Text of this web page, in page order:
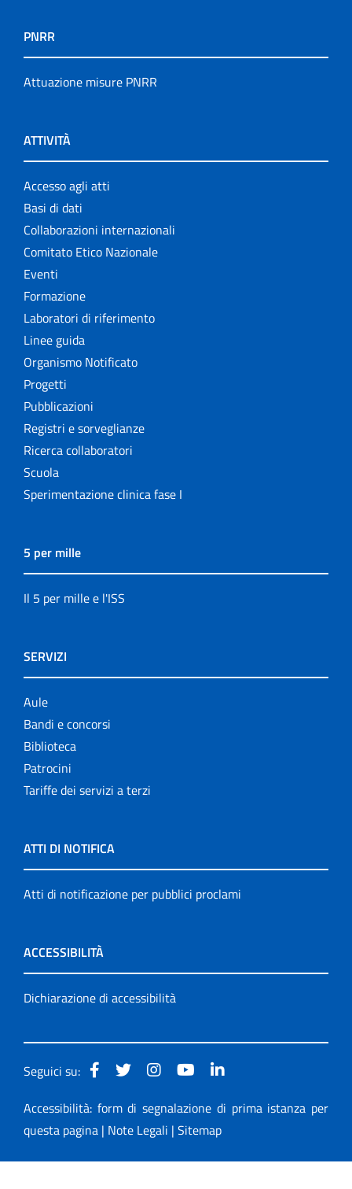
PNRR
Attuazione misure PNRR
ATTIVITÀ
Accesso agli atti
Basi di dati
Collaborazioni internazionali
Comitato Etico Nazionale
Eventi
Formazione
Laboratori di riferimento
Linee guida
Organismo Notificato
Progetti
Pubblicazioni
Registri e sorveglianze
Ricerca collaboratori
Scuola
Sperimentazione clinica fase I
5 per mille
Il 5 per mille e l'ISS
SERVIZI
Aule
Bandi e concorsi
Biblioteca
Patrocini
Tariffe dei servizi a terzi
ATTI DI NOTIFICA
Atti di notificazione per pubblici proclami
ACCESSIBILITÀ
Dichiarazione di accessibilità
Seguici su:
Accessibilità: form di segnalazione di prima istanza per
questa pagina | Note Legali | Sitemap